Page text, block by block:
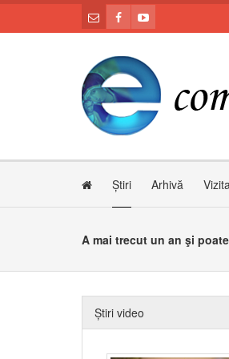
Știri Arhivă
A mai trecut un an şi
Știri video